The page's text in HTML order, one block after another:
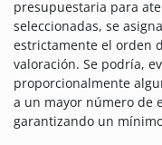
presupuestaria para
seleccionadas, se
estrictamente el orden
valoración. Se podría,
proporcionalmente
a un mayor número de
garantizando un